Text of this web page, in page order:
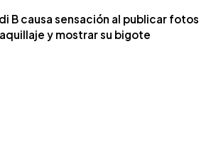
B causa sensación al publicar fotos
y mostrar su bigote